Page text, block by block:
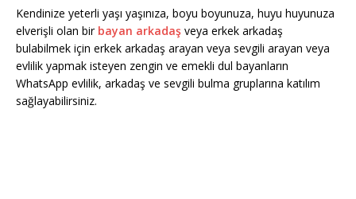
Kendinize yeterli yaşı yaşınıza, boyu boyunuza, huyu huyunuza
elverişli olan bir bayan arkadaş veya erkek arkadaş
bulabilmek için erkek arkadaş arayan veya sevgili arayan veya
evlilik yapmak isteyen zengin ve emekli dul bayanların
WhatsApp evlilik, arkadaş ve sevgili bulma gruplarına katılım
sağlayabilirsiniz.